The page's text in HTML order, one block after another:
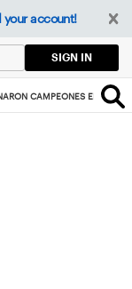
your account!
SIGN IN
CAMPEONES EN 40 Y